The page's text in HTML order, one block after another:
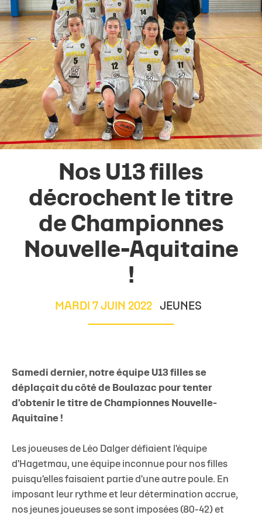
Nos U13 filles
décrochent le titre
de Championnes
Nouvelle-Aquitaine
!
MARDI 7 JUIN 2022 JEUNES
Samedi dernier, notre équipe U13 filles se
déplaçait du côté de Boulazac pour tenter
d'obtenir le titre de Championnes Nouvelle-
Aquitaine !
Les joueuses de Léo Dalger défiaient l'équipe
d'Hagetmau, une équipe inconnue pour nos filles
puisqu'elles faisaient partie d'une autre poule. En
imposant leur rythme et leur détermination accrue,
nos jeunes joueuses se sont imposées (80-42) et